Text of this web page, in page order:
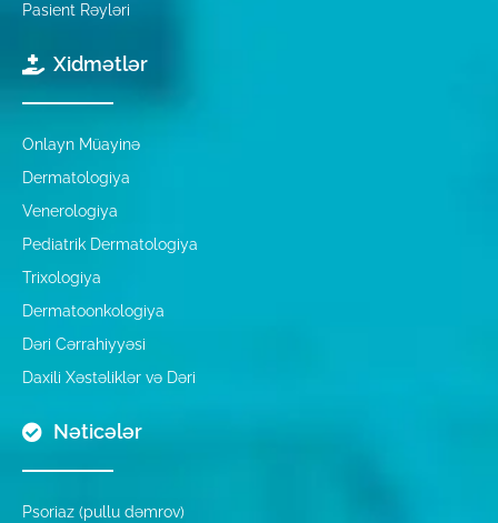
Pasient Rəyləri
Xidmətlər
Onlayn Müayinə
Dermatologiya
Venerologiya
Pediatrik Dermatologiya
Trixologiya
Dermatoonkologiya
Dəri Cərrahiyyəsi
Daxili Xəstəliklər və Dəri
Nəticələr
Psoriaz (pullu dəmrov)